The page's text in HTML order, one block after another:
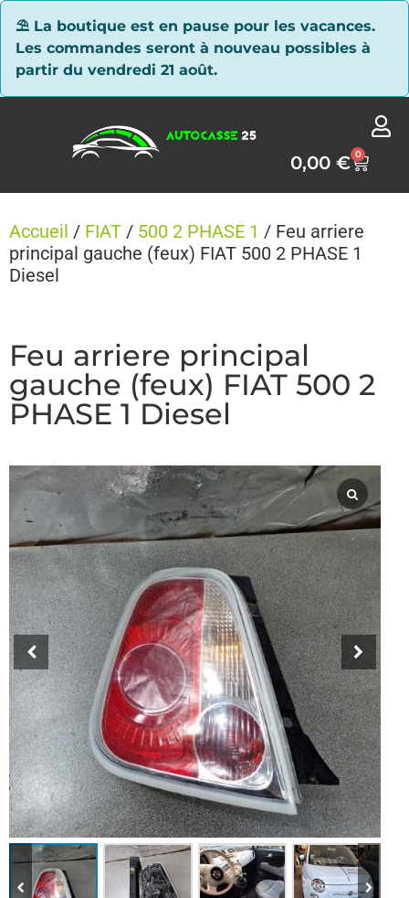
⛱ La boutique est en pause pour les vacances.
Les commandes seront à nouveau possibles à
partir du vendredi 21 août.
0,00€ 0
Accueil / FIAT / 500 2 PHASE 1 / Feu arriere
principal gauche (feux) FIAT 500 2 PHASE 1
Diesel
Feu arriere principal
gauche (feux) FIAT 500 2
PHASE 1 Diesel
Panneau de gestion des cookies